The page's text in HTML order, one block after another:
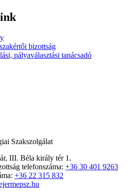
bizottság
pályaválasztási tanácsadó
III. Béla király tér 1.
telefonszáma: +36 30 401 9263
+36 22 315 832